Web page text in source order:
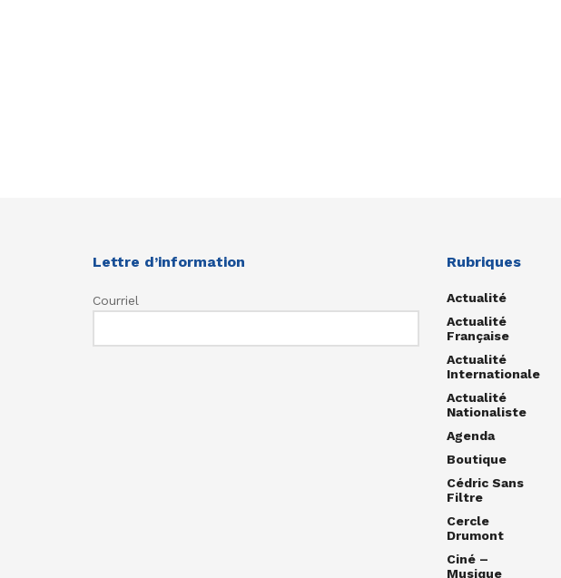
Lettre d’information
Courriel
Rubriques
Actualité
Actualité
Française
Actualité
Internationale
Actualité
Nationaliste
Agenda
Boutique
Cédric Sans
Filtre
Cercle
Drumont
Ciné –
Musique